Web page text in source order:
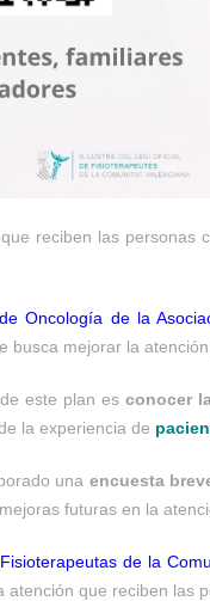
reciben las
Oncología de la
busca mejorar la
este plan esconocer
la experiencia de
una encuesta
futuras en la
de la
atención que reciben las